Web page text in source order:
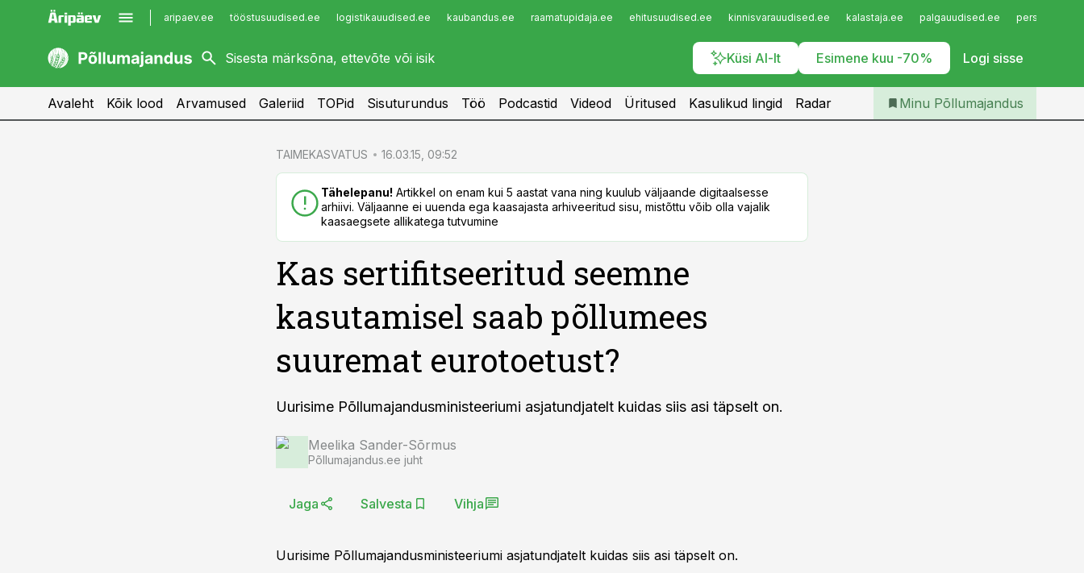
aripaev.ee tööstusuudised.ee logistikauudised.ee kaubandus.ee raamatupidaja.ee ehitusuudised.ee kinnisvarauudised.ee kalastaja.ee palgauudised.ee
Küsi AI-lt Esimene kuu -70% Logi sisse
kaubandus.ee
kinnisvarauudised.ee
imelineajalugu.ee
Infopank
Iseteenindus
Telli Põllumajandus
Avaleht Kõik lood Arvamused Galeriid TOPid Sisuturundus Töö Podcastid Videod Üritused Kasulikud lingid Radar Minu Põllumajandus
TAIMEKASVATUS 16.03.15, 09:52
Tähelepanu! Artikkel on enam kui 5 aastat vana ning kuulub väljaande digitaalsesse
arhiivi. Väljaanne ei uuenda ega kaasajasta arhiveeritud sisu, mistõttu võib olla vajalik
kaasaegsete allikatega tutvumine
Kas sertifitseeritud seemne
kasutamisel saab põllumees
suuremat eurotoetust?
Uurisime Põllumajandusministeeriumi asjatundjatelt kuidas siis asi täpselt on.
Meelika Sander-Sõrmus
Põllumajandus.ee juht
Jaga Salvesta Vihja
Uurisime Põllumajandusministeeriumi asjatundjatelt kuidas siis asi täpselt on.